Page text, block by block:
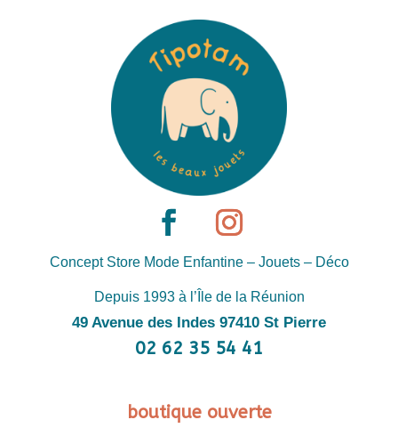
Concept Store Mode Enfantine – Jouets – Déco
Depuis 1993 à l’Île de la Réunion
49 Avenue des Indes 97410 St Pierre
02 62 35 54 41
boutique ouverte